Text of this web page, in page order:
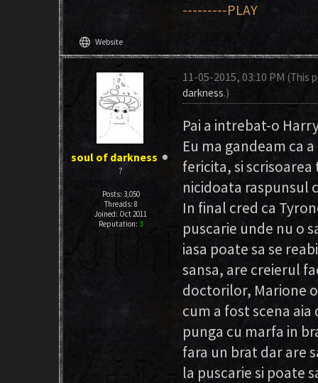
---------PLAY
language Website
soul of darkness
?
Posts: 3,050
Threads: 8
Joined: Oct 2011
Reputation: 3
11-05-2015, 03:10 PM(This
darkness.)
Pai a intrebat-o
Eu ma gandeam ca
fericita, si
nicidoata raspunsul
In final cred ca
puscarie unde nu o
iasa poate sa se
sansa, are creierul
doctorilor, Marione
cum a fost scena
punga cu marfa in
fara un brat dar are
la puscarie si poate